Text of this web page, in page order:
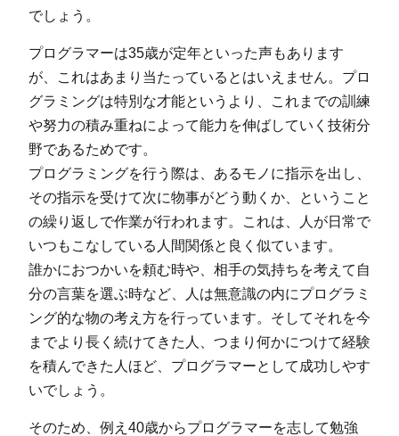
でしょう。
プログラマーは35歳が定年といった声もあります
が、これはあまり当たっているとはいえません。プロ
グラミングは特別な才能というより、これまでの訓練
や努力の積み重ねによって能力を伸ばしていく技術分
野であるためです。
プログラミングを行う際は、あるモノに指示を出し、
その指示を受けて次に物事がどう動くか、ということ
の繰り返しで作業が行われます。これは、人が日常で
いつもこなしている人間関係と良く似ています。
誰かにおつかいを頼む時や、相手の気持ちを考えて自
分の言葉を選ぶ時など、人は無意識の内にプログラミ
ング的な物の考え方を行っています。そしてそれを今
までより長く続けてきた人、つまり何かにつけて経験
を積んできた人ほど、プログラマーとして成功しやす
いでしょう。
そのため、例え40歳からプログラマーを志して勉強